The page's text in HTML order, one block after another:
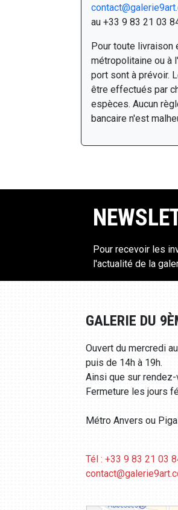
au +33 9 83 21 03
Pour toute livraison
métropolitaine ou à
port sont à prévoir.
être effectués par
espèces. Aucun
bancaire n'est
Pour recevoir les
l'actualité de la
GALERIE DU
Ouvert du mercredi
puis de 14h à 19h.
Ainsi que sur
Fermeture les jours
Métro Anvers ou
Tél : +33 9 83 21 03